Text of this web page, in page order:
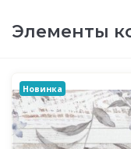
Элементы
Новинка